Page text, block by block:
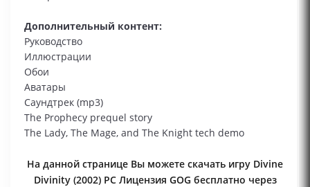
Дополнительный контент:
Руководство
Иллюстрации
Обои
Аватары
Саундтрек (mp3)
The Prophecy prequel story
The Lady, The Mage, and The Knight tech demo
На данной странице Вы можете скачать игру Divine
Divinity (2002) PC Лицензия GOG бесплатно через